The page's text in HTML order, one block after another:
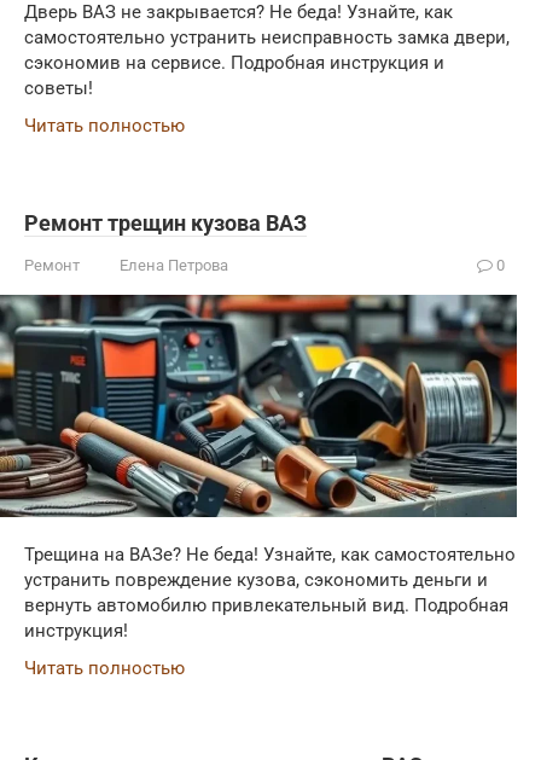
Дверь ВАЗ не закрывается? Не беда! Узнайте, как
самостоятельно устранить неисправность замка двери,
сэкономив на сервисе. Подробная инструкция и
советы!
Читать полностью
Ремонт трещин кузова ВАЗ
Ремонт Елена Петрова 0
Трещина на ВАЗе? Не беда! Узнайте, как самостоятельно
устранить повреждение кузова, сэкономить деньги и
вернуть автомобилю привлекательный вид. Подробная
инструкция!
Читать полностью